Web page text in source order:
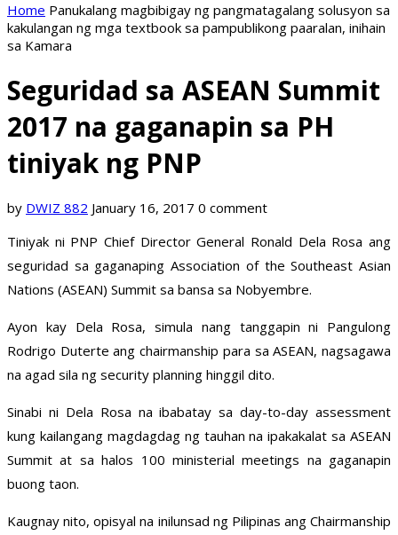
Home Panukalang magbibigay ng pangmatagalang solusyon sa
kakulangan ng mga textbook sa pampublikong paaralan, inihain
sa Kamara
Seguridad sa ASEAN Summit
2017 na gaganapin sa PH
tiniyak ng PNP
by DWIZ 882 January 16, 2017 0 comment
Tiniyak ni PNP Chief Director General Ronald Dela Rosa ang
seguridad sa gaganaping Association of the Southeast Asian
Nations (ASEAN) Summit sa bansa sa Nobyembre.
Ayon kay Dela Rosa, simula nang tanggapin ni Pangulong
Rodrigo Duterte ang chairmanship para sa ASEAN, nagsagawa
na agad sila ng security planning hinggil dito.
Sinabi ni Dela Rosa na ibabatay sa day-to-day assessment
kung kailangang magdagdag ng tauhan na ipakakalat sa ASEAN
Summit at sa halos 100 ministerial meetings na gaganapin
buong taon.
Kaugnay nito, opisyal na inilunsad ng Pilipinas ang Chairmanship